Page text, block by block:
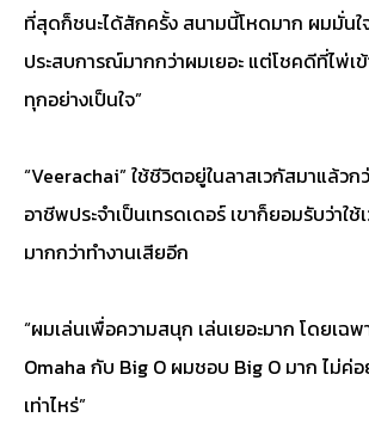
ที่สุดก็ชนะได้สักครั้ง สนามนี้โหดมาก ผมมั่น
ประสบการณ์มากกว่าผมเยอะ แต่โชคดีที่ไพ่เ
ทุกอย่างเป็นใจ”
“Veerachai” ใช้ชีวิตอยู่ในลาสเวกัสมาแล้วก
อาชีพประจำเป็นเทรดเดอร์ เขาก็ยอมรับว่าใช้
มากกว่าทำงานเสียอีก
“ผมเล่นเพื่อความสนุก เล่นเยอะมาก โดยเฉ
Omaha กับ Big O ผมชอบ Big O มาก ไม่ค่
เท่าไหร่”